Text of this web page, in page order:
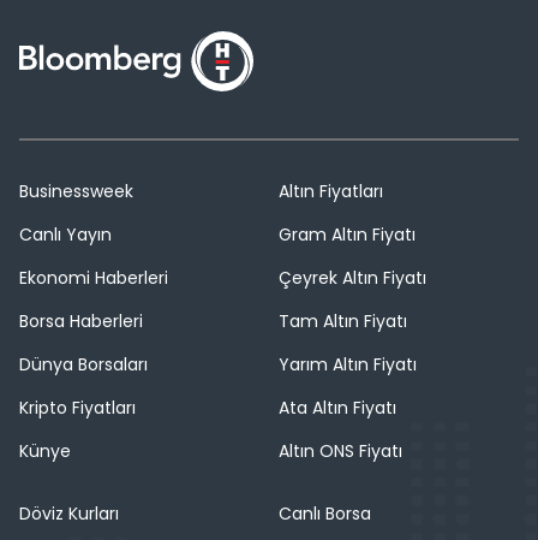
Businessweek
Canlı Yayın
Ekonomi Haberleri
Borsa Haberleri
Dünya Borsaları
Kripto Fiyatları
Künye
Altın Fiyatları
Gram Altın Fiyatı
Çeyrek Altın Fiyatı
Tam Altın Fiyatı
Yarım Altın Fiyatı
Ata Altın Fiyatı
Altın ONS Fiyatı
Döviz Kurları
Canlı Borsa